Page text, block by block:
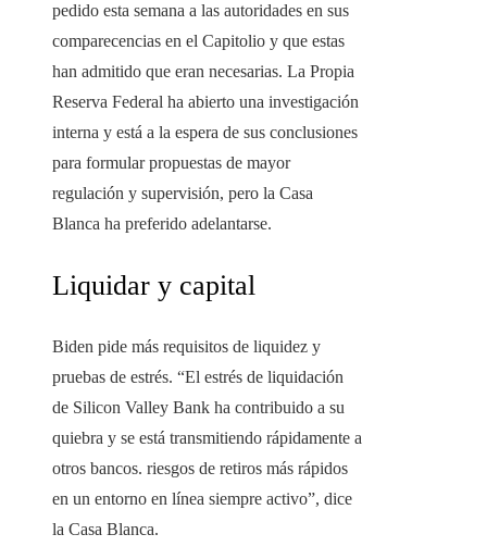
pedido esta semana a las autoridades en sus
comparecencias en el Capitolio y que estas
han admitido que eran necesarias. La Propia
Reserva Federal ha abierto una investigación
interna y está a la espera de sus conclusiones
para formular propuestas de mayor
regulación y supervisión, pero la Casa
Blanca ha preferido adelantarse.
Liquidar y capital
Biden pide más requisitos de liquidez y
pruebas de estrés. “El estrés de liquidación
de Silicon Valley Bank ha contribuido a su
quiebra y se está transmitiendo rápidamente a
otros bancos. riesgos de retiros más rápidos
en un entorno en línea siempre activo”, dice
la Casa Blanca.